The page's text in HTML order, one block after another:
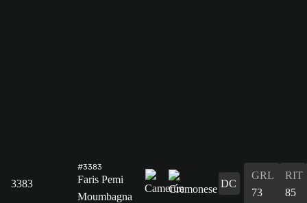
3383
#3383
Faris Pemi
Moumbagna
DC
GRL
73
RIT
85